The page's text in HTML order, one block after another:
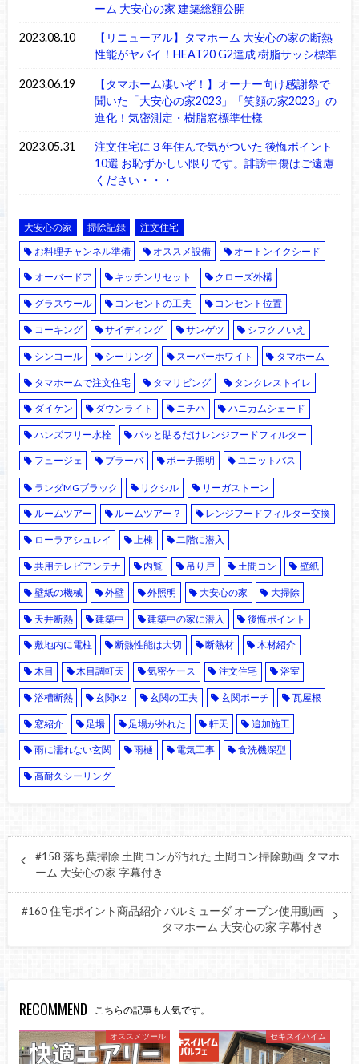
ーム 大安心の家 建築総額公開
2023.08.10
【リニューアル】タマホーム 大安心の家の断熱
性能がヤバイ！HEAT20 G2達成 樹脂サッシ標準
2023.06.19
【タマホーム凄いぞ！】オーナー向け感謝祭で
聞いた「大安心の家2023」「笑顔の家2023」の
進化！気密測定・樹脂窓標準仕様
2023.05.31
注文住宅に３年住んで気がついた 後悔ポイント
10選 お恥ずかしい限りです。誹謗中傷はご遠慮
ください・・・
大安心の家 掃除記録
注文住宅
お料理チャンネル準備
オススメ設備 オートンイクシード
オーバードア キッチンリセット クローズ外構
グラスウール コンセントの工夫 コンセント位置
コーキング サイディング サンゲツ シフクノいえ
シンコール シーリング スーパーホワイト タマホーム
タマホームで注文住宅 タマリビング タンクレストイレ
ダイケン ダウンライト ニチハ ハニカムシェード
ハンズフリー水栓 パッと貼るだけレンジフードフィルター
フュージェ ブラーバ ポーチ照明 ユニットバス
ランダMGブラック リクシル リーガストーン
ルームツアー ルームツアー？ レンジフードフィルター交換
ローラアシュレイ 上棟 二階に潜入
共用テレビアンテナ 内覧 吊り戸 土間コン 壁紙
壁紙の機械 外壁 外照明 大安心の家 大掃除
天井断熱 建築中 建築中の家に潜入 後悔ポイント
敷地内に電柱 断熱性能は大切 断熱材 木材紹介
木目 木目調軒天 気密ケース 注文住宅 浴室
浴槽断熱 玄関K2 玄関の工夫 玄関ポーチ 瓦屋根
窓紹介 足場 足場が外れた 軒天 追加施工
雨に濡れない玄関 雨樋 電気工事 食洗機深型
高耐久シーリング
#158 落ち葉掃除 土間コンが汚れた 土間コン掃除動画 タマホ
ーム 大安心の家 字幕付き
#160 住宅ポイント商品紹介 バルミューダ オーブン使用動画
タマホーム 大安心の家 字幕付き
RECOMMEND こちらの記事も人気です。
オススメツール セキスイハイム